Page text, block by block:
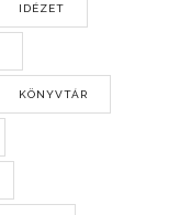
IDÉZET
KÖNYVTÁR